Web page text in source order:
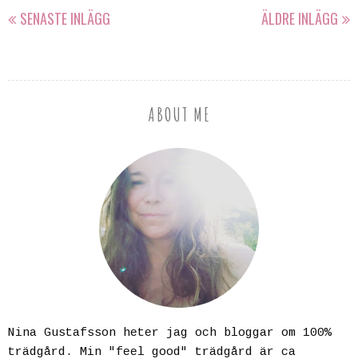
SENASTE INLÄGG ÄLDRE INLÄGG
ABOUT ME
Nina Gustafsson heter jag och bloggar om 100%
trädgård. Min "feel good" trädgård är ca